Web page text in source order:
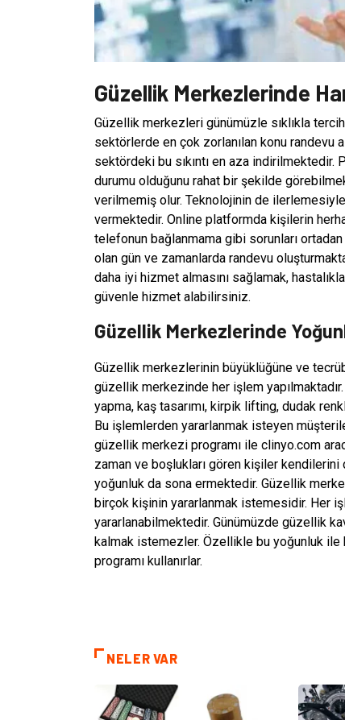
Güzellik Merkezlerinde
Güzellik merkezleri günümüzle sıklıkla
sektörlerde en çok zorlanılan konu randevu
sektördeki bu sıkıntı en aza
durumu olduğunu rahat bir şekilde
verilmemiş olur. Teknolojinin de
vermektedir. Online platformda kişilerin
telefonun bağlanmama gibi sorunları
olan gün ve zamanlarda randevu
daha iyi hizmet almasını sağlamak,
güvenle hizmet alabilirsiniz.
Güzellik Merkezlerinde
Güzellik merkezlerinin büyüklüğüne ve
güzellik merkezinde her işlem
yapma, kaş tasarımı, kirpik lifting, dudak
Bu işlemlerden yararlanmak isteyen
güzellik merkezi programı ile clinyo.com
zaman ve boşlukları gören kişiler
yoğunluk da sona ermektedir. Güzellik
birçok kişinin yararlanmak istemesidir. Her
yararlanabilmektedir. Günümüzde güzellik
kalmak istemezler. Özellikle bu yoğunluk
programı kullanırlar.
NELER VAR